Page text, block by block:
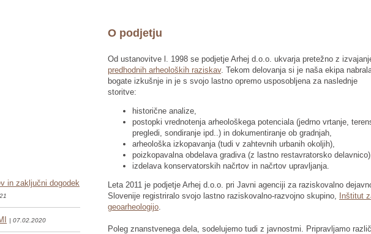
in zaključni dogodek
| 07.02.2020
O podjetju
Od ustanovitve l. 1998 se podjetje Arhej d.o.o. ukvarja pretežno z
predhodnih arheoloških raziskav. Tekom delovanja si je naša ekipa
bogate izkušnje in je s svojo lastno opremo usposobljena za naslednje
storitve:
historične analize,
postopki vrednotenja arheološkega potenciala (jedrno vrtanje,
pregledi, sondiranje ipd..) in dokumentiranje ob gradnjah,
arheološka izkopavanja (tudi v zahtevnih urbanih okoljih),
poizkopavalna obdelava gradiva (z lastno restavratorsko
izdelava konservatorskih načrtov in načrtov upravljanja.
Leta 2011 je podjetje Arhej d.o.o. pri Javni agenciji za raziskovalno
Slovenije registriralo svojo lastno raziskovalno-razvojno skupino,
Inštitut
geoarheologijo.
Poleg znanstvenega dela, sodelujemo tudi z javnostmi. Pripravljamo